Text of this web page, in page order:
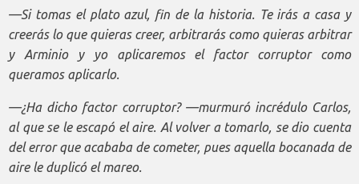
—Si tomas el plato azul, fin de la historia. Te irás a casa y
creerás lo que quieras creer, arbitrarás como quieras arbitrar
y Arminio y yo aplicaremos el factor corruptor como
queramos aplicarlo.
—¿Ha dicho factor corruptor? —murmuró incrédulo Carlos,
al que se le escapó el aire. Al volver a tomarlo, se dio cuenta
del error que acababa de cometer, pues aquella bocanada de
aire le duplicó el mareo.